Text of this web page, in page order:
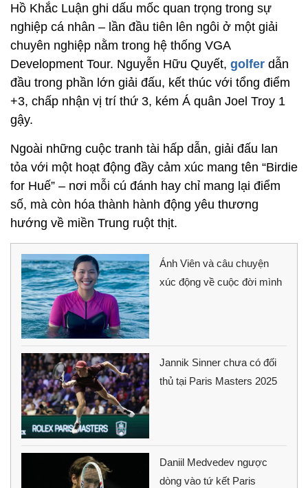
Hồ Khắc Luận ghi dấu mốc quan trọng trong sự
nghiệp cá nhân – lần đầu tiên lên ngôi ở một giải
chuyên nghiệp nằm trong hệ thống VGA
Development Tour. Nguyễn Hữu Quyết, golfer dẫn
đầu trong phần lớn giải đấu, kết thúc với tổng điểm
+3, chấp nhận vị trí thứ 3, kém Á quân Joel Troy 1
gậy.
Ngoài những cuộc tranh tài hấp dẫn, giải đấu lan
tỏa với một hoạt động đầy cảm xúc mang tên “Birdie
for Huế” – nơi mỗi cú đánh hay chỉ mang lại điểm
số, mà còn hóa thành hành động yêu thương
hướng về miền Trung ruột thịt.
Ánh Viên và câu chuyện
xúc động về cuộc đời mình
Jannik Sinner chưa có đối
thủ tại Paris Masters 2025
Daniil Medvedev ngược
dòng vào tứ kết Paris